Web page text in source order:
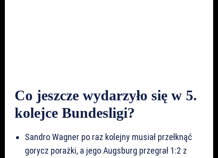
Co jeszcze wydarzyło się w 5.
kolejce Bundesligi?
Sandro Wagner po raz kolejny musiał przełknąć
gorycz porażki, a jego Augsburg przegrał 1:2 z